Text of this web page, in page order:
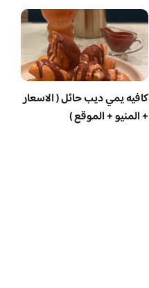
كافيه يمي ديب حائل ( الاسعار
+ المنيو + الموقع )